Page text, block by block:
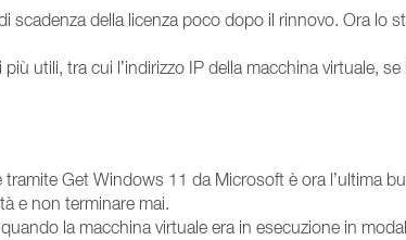
della licenza poco dopo il rinnovo. Ora lo
utili, tra cui l’indirizzo IP della macchina virtuale,
Get Windows 11 da Microsoft è ora l’ultima
e non terminare mai.
la macchina virtuale era in esecuzione in